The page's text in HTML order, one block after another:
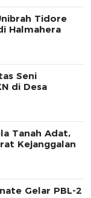
Tidore
Halmahera
Seni
di Desa
Tanah Adat,
Kejanggalan
Gelar PBL-2